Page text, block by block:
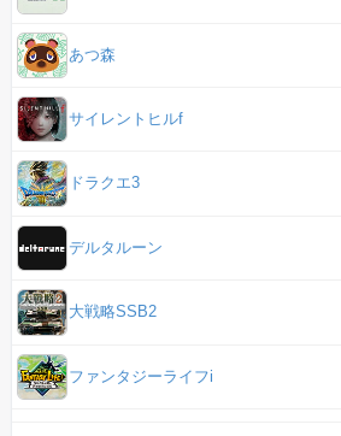
あつ森
サイレントヒルf
ドラクエ3
デルタルーン
大戦略SSB2
ファンタジーライフi